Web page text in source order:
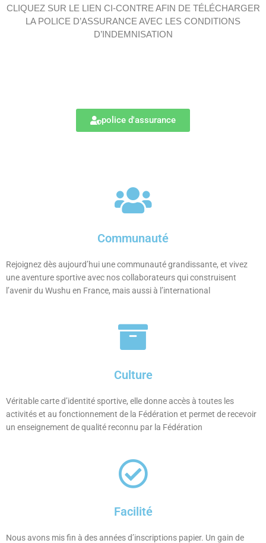
CLIQUEZ SUR LE LIEN CI-CONTRE AFIN DE TÉLÉCHARGER
LA POLICE D’ASSURANCE AVEC LES CONDITIONS
D’INDEMNISATION
police d'assurance
Communauté
Rejoignez dès aujourd’hui une communauté grandissante, et vivez
une aventure sportive avec nos collaborateurs qui construisent
l’avenir du Wushu en France, mais aussi à l’international
Culture
Véritable carte d’identité sportive, elle donne accès à toutes les
activités et au fonctionnement de la Fédération et permet de recevoir
un enseignement de qualité reconnu par la Fédération
Facilité
Nous avons mis fin à des années d’inscriptions papier. Un gain de